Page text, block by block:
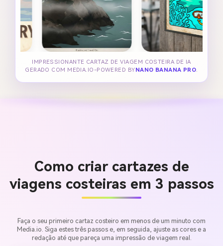
IMPRESSIONANTE CARTAZ DE VIAGEM COSTEIRA DE IA
GERADO COM MEDIA.IO-POWERED BY NANO BANANA PRO.
Como criar cartazes de
viagens costeiras em 3 passos
Faça o seu primeiro cartaz costeiro em menos de um minuto com
Media.io. Siga estes três passos e, em seguida, ajuste as cores e a
redação até que pareça uma impressão de viagem real.